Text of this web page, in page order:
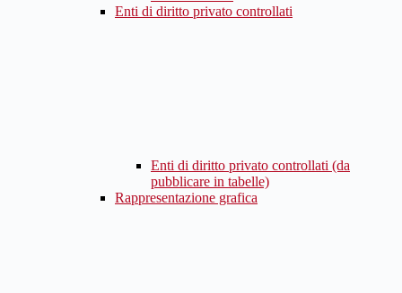
Enti di diritto privato controllati
Enti di diritto privato controllati (da
pubblicare in tabelle)
Rappresentazione grafica